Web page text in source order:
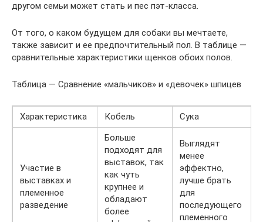
другом семьи может стать и пес пэт-класса.
От того, о каком будущем для собаки вы мечтаете,
также зависит и ее предпочтительный пол. В таблице —
сравнительные характеристики щенков обоих полов.
Таблица — Сравнение «мальчиков» и «девочек» шпицев
Характеристика Кобель Сука
Участие в
выставках и
племенное
разведение
Больше
подходят для
выставок, так
как чуть
крупнее и
обладают
более
Выглядят
менее
эффектно,
лучше брать
для
последующего
племенного